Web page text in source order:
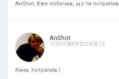
AnShot, Вже побачив, що ти потрапив
AnShot
1 СЕНТЯБРЯ 2024 08:13
Кина, потрапив.!